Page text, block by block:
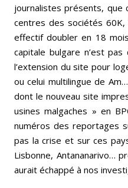
journalistes présents, que
centres des sociétés
effectif doubler en 18
capitale bulgare n’est
l’extension du site pour
ou celui multilingue de
dont le nouveau site
usines malgaches » en
numéros des reportages
pas la crise et sur ces
Lisbonne, Antananarivo…
aurait échappé à nos